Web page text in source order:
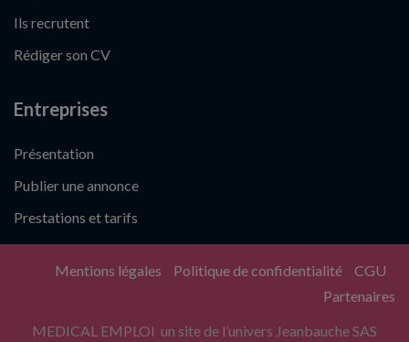
Ils recrutent
Rédiger son CV
Entreprises
Présentation
Publier une annonce
Prestations et tarifs
MEDICAL EMPLOI un site de l’univers Jeanbauche SAS
Mentions légales Politique de confidentialité
CGU
Partenaires